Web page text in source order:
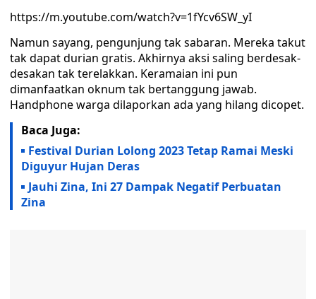
https://m.youtube.com/watch?v=1fYcv6SW_yI
Namun sayang, pengunjung tak sabaran. Mereka takut
tak dapat durian gratis. Akhirnya aksi saling berdesak-
desakan tak terelakkan. Keramaian ini pun
dimanfaatkan oknum tak bertanggung jawab.
Handphone warga dilaporkan ada yang hilang dicopet.
Baca Juga:
Festival Durian Lolong 2023 Tetap Ramai Meski
Diguyur Hujan Deras
Jauhi Zina, Ini 27 Dampak Negatif Perbuatan
Zina